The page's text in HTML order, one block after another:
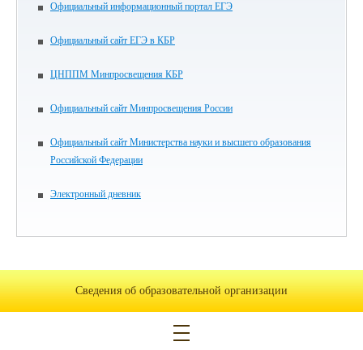
Официальный информационный портал ЕГЭ
Официальный сайт ЕГЭ в КБР
ЦНППМ Минпросвещения КБР
Официальный сайт Минпросвещения России
Официальный сайт Министерства науки и высшего образования
Российской Федерации
Электронный дневник
Сведения об образовательной организации